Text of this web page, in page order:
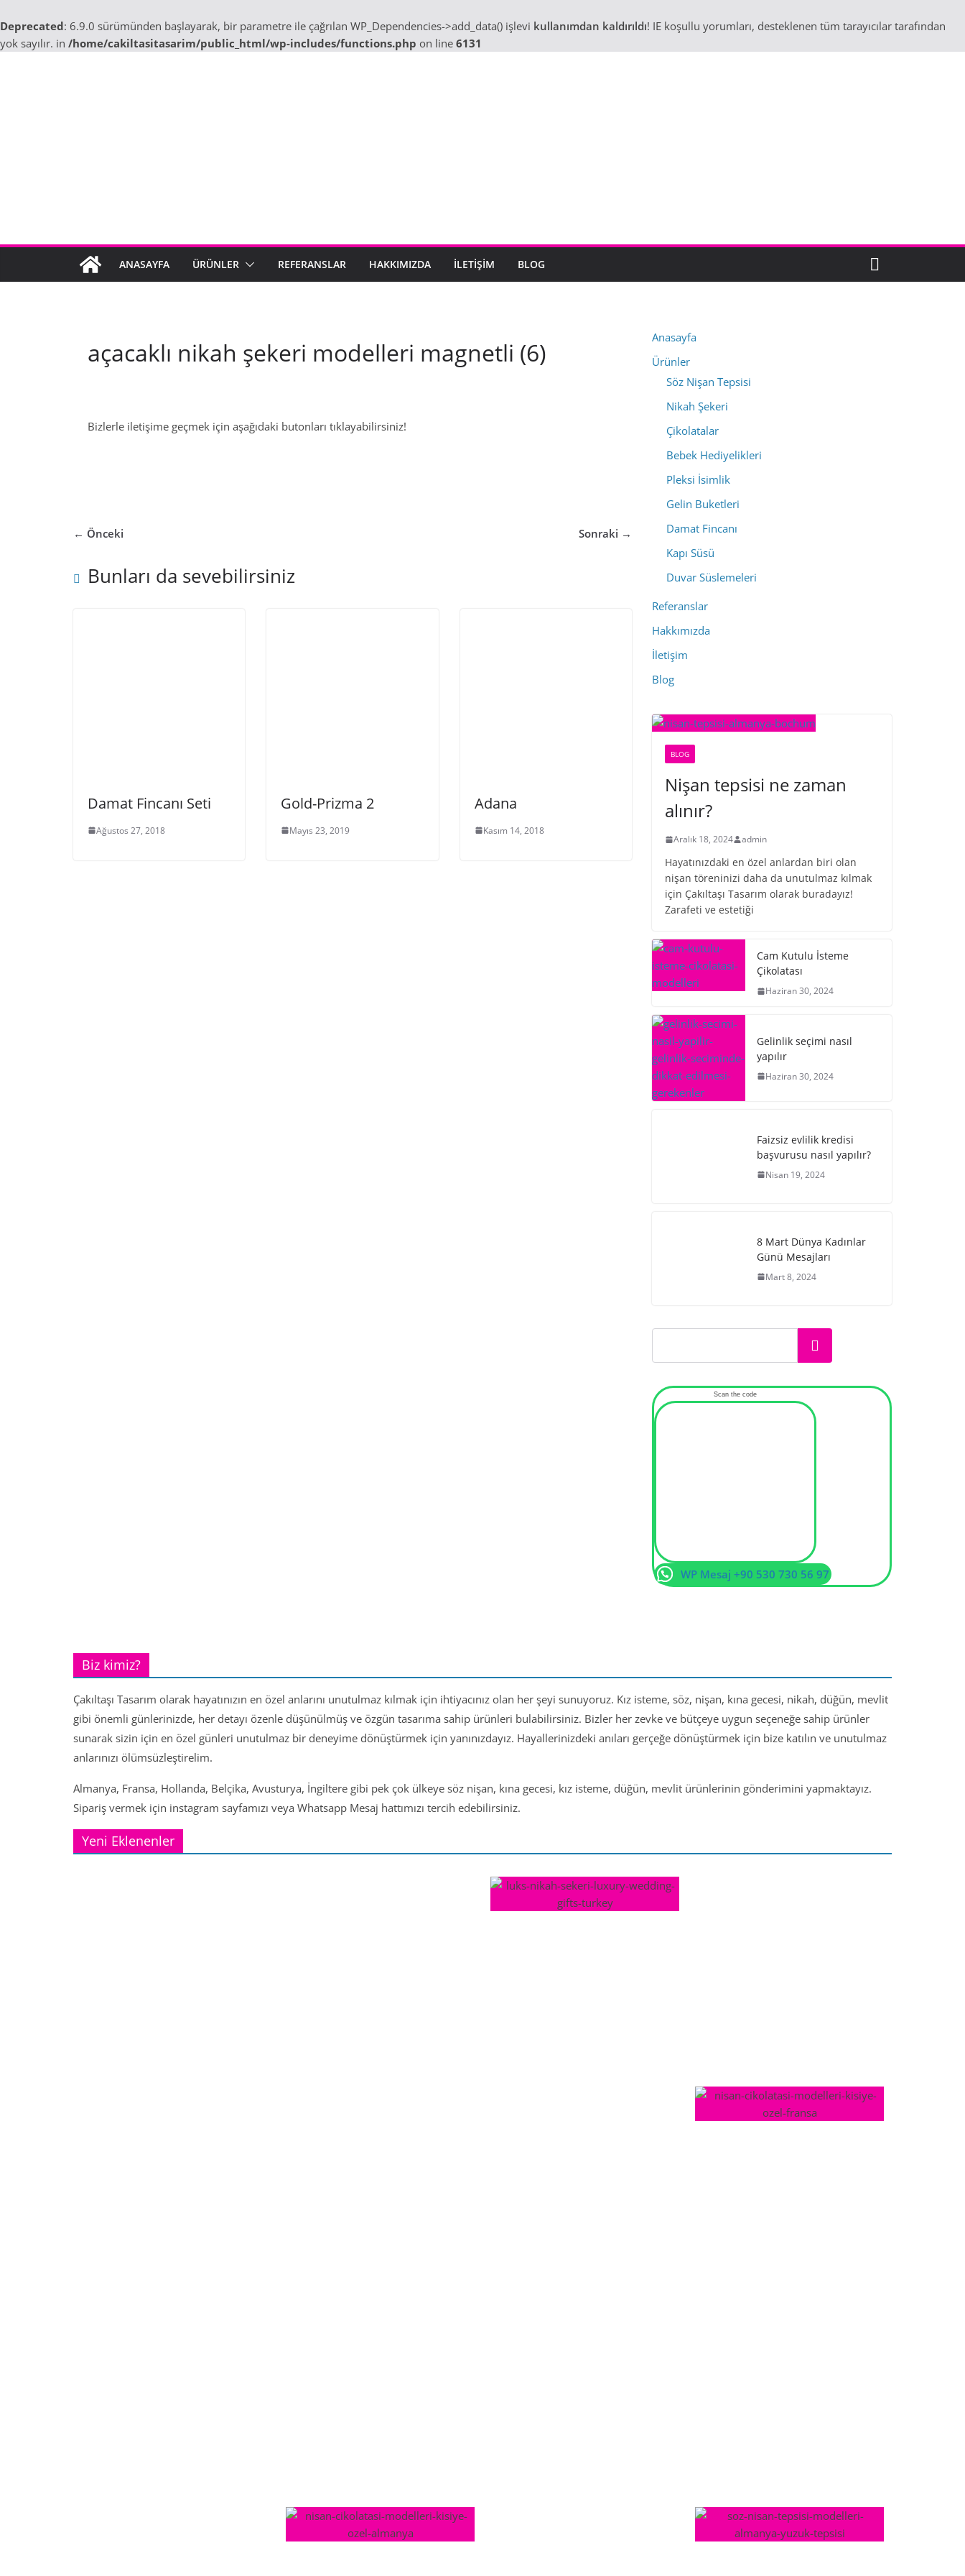
Deprecated: 6.9.0 sürümünden başlayarak, bir parametre ile çağrılan WP_Dependencies->add_data() işlevi kullanımdan kaldırıldı! IE koşullu yorumları, desteklenen tüm tarayıcılar tarafından
yok sayılır. in /home/cakiltasitasarim/public_html/wp-includes/functions.php on line 6131
ANASAYFA ÜRÜNLER REFERANSLAR HAKKIMIZDA İLETIŞIM BLOG
açacaklı nikah şekeri modelleri magnetli (6)
Bizlerle iletişime geçmek için aşağıdaki butonları tıklayabilirsiniz!
← Önceki Sonraki →
Bunları da sevebilirsiniz
Damat Fincanı Seti
Ağustos 27, 2018
Gold-Prizma 2
Mayıs 23, 2019
Adana
Kasım 14, 2018
Anasayfa
Ürünler
Söz Nişan Tepsisi
Nikah Şekeri
Çikolatalar
Bebek Hediyelikleri
Pleksi İsimlik
Gelin Buketleri
Damat Fincanı
Kapı Süsü
Duvar Süslemeleri
Referanslar
Hakkımızda
İletişim
Blog
BLOG
Nişan tepsisi ne zaman
alınır?
Aralık 18, 2024 admin
Hayatınızdaki en özel anlardan biri olan
nişan töreninizi daha da unutulmaz kılmak
için Çakıltaşı Tasarım olarak buradayız!
Zarafeti ve estetiği
Cam Kutulu İsteme
Çikolatası
Haziran 30, 2024
Gelinlik seçimi nasıl
yapılır
Haziran 30, 2024
Faizsiz evlilik kredisi
başvurusu nasıl yapılır?
Nisan 19, 2024
8 Mart Dünya Kadınlar
Günü Mesajları
Mart 8, 2024
Ara
Scan the code
WP Mesaj +90 530 730 56 97
Biz kimiz?
Çakıltaşı Tasarım olarak hayatınızın en özel anlarını unutulmaz kılmak için ihtiyacınız olan her şeyi sunuyoruz. Kız isteme, söz, nişan, kına gecesi, nikah, düğün, mevlit
gibi önemli günlerinizde, her detayı özenle düşünülmüş ve özgün tasarıma sahip ürünleri bulabilirsiniz. Bizler her zevke ve bütçeye uygun seçeneğe sahip ürünler
sunarak sizin için en özel günleri unutulmaz bir deneyime dönüştürmek için yanınızdayız. Hayallerinizdeki anıları gerçeğe dönüştürmek için bize katılın ve unutulmaz
anlarınızı ölümsüzleştirelim.
Almanya, Fransa, Hollanda, Belçika, Avusturya, İngiltere gibi pek çok ülkeye söz nişan, kına gecesi, kız isteme, düğün, mevlit ürünlerinin gönderimini yapmaktayız.
Sipariş vermek için instagram sayfamızı veya Whatsapp Mesaj hattımızı tercih edebilirsiniz.
Yeni Eklenenler